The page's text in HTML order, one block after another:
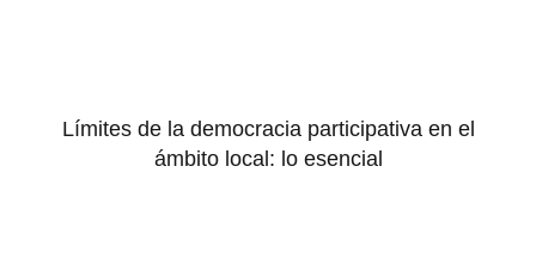
Límites de la democracia participativa en el
ámbito local: lo esencial